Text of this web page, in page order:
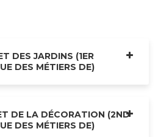
DES JARDINS (1ER
DES MÉTIERS DE)
DE LA DÉCORATION (2ND
DES MÉTIERS DE)